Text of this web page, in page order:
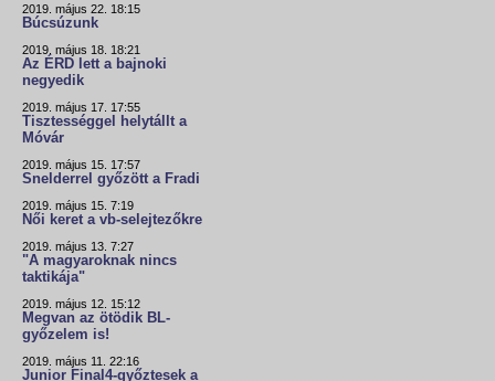
2019. május 22. 18:15
Búcsúzunk
2019. május 18. 18:21
Az ÉRD lett a bajnoki
negyedik
2019. május 17. 17:55
Tisztességgel helytállt a
Móvár
2019. május 15. 17:57
Snelderrel győzött a Fradi
2019. május 15. 7:19
Női keret a vb-selejtezőkre
2019. május 13. 7:27
"A magyaroknak nincs
taktikája"
2019. május 12. 15:12
Megvan az ötödik BL-
győzelem is!
2019. május 11. 22:16
Junior Final4-győztesek a